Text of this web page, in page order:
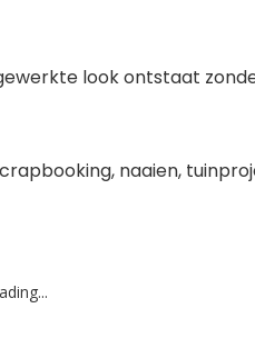
look ontstaat
naaien,